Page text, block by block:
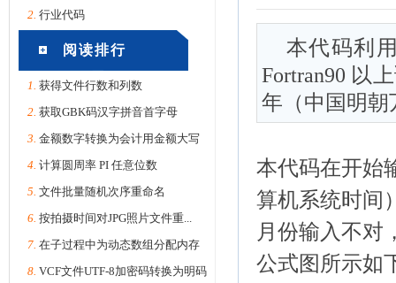
2. 行业代码
阅读排行
1. 获得文件行数和列数
2. 获取GBK码汉字拼音首字母
3. 金额数字转换为会计用金额大写
4. 计算圆周率 PI 任意位数
5. 文件批量随机次序重命名
6. 按拍摄时间对JPG照片文件重...
7. 在子过程中为动态数组分配内存
8. VCF文件UTF-8加密码转换为明码
本代码利
Fortran90 以
年（中国明朝
本代码在开始
算机系统时间
月份输入不对
公式图所示如